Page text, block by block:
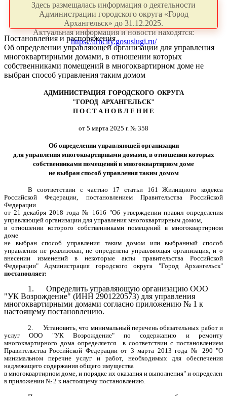
Здесь размещалась информация о деятельности
Администрации городского округа «Город
Архангельск» до 31.12.2025.
Актуальная информация и новости находятся:
https://arhcity.gosuslugi.ru/
Постановления и распоряжения
Об определении управляющей организации для управления
многоквартирными домами, в отношении которых
собственниками помещений в многоквартирном доме не
выбран способ управления таким домом
АДМИНИСТРАЦИЯ ГОРОДСКОГО ОКРУГА
"ГОРОД АРХАНГЕЛЬСК"
П О С Т А Н О В Л Е Н И Е
от 5 марта 2025 г. № 358
Об определении управляющей организации
для управления многоквартирными домами, в отношении которых
собственниками помещений в многоквартирном доме
не выбран способ управления таким домом
В соответствии с частью 17 статьи 161 Жилищного кодекса
Российской Федерации, постановлением Правительства Российской
Федерации
от 21 декабря 2018 года № 1616 "Об утверждении правил определения
управляющей организации для управления многоквартирным домом,
в отношении которого собственниками помещений в многоквартирном
доме
не выбран способ управления таким домом или выбранный способ
управления не реализован, не определена управляющая организация, и о
внесении изменений в некоторые акты правительства Российской
Федерации" Администрация городского округа "Город Архангельск"
постановляет:
1. Определить управляющую организациюООО
"УК Возрождение" (ИНН 2901220573) для управления
многоквартирными домами согласно приложению № 1 к
настоящему постановлению.
2. Установить, что минимальный перечень обязательных работ и
услугООО "УК Возрождение"по содержанию и ремонту
многоквартирного дома определяется в соответствии с постановлением
Правительства Российской Федерации от 3 марта 2013 года № 290 "О
минимальном перечне услуг и работ, необходимых для обеспечения
надлежащего содержания общего имущества
в многоквартирном доме, и порядке их оказания и выполнения" и определен
в приложении № 2 к настоящему постановлению.